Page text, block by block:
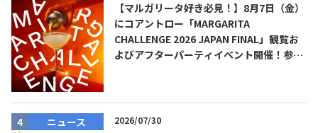
【マルガリータ好き必見！】8月7日（金）
にコアントロー「MARGARITA
CHALLENGE 2026 JAPAN FINAL」観覧お
よびアフターパーティイベント開催！参加
ニュース 2026/07/30